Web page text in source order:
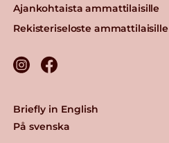
Ajankohtaista ammattilaisille
Rekisteriseloste ammattilaisille
Briefly in English
På svenska